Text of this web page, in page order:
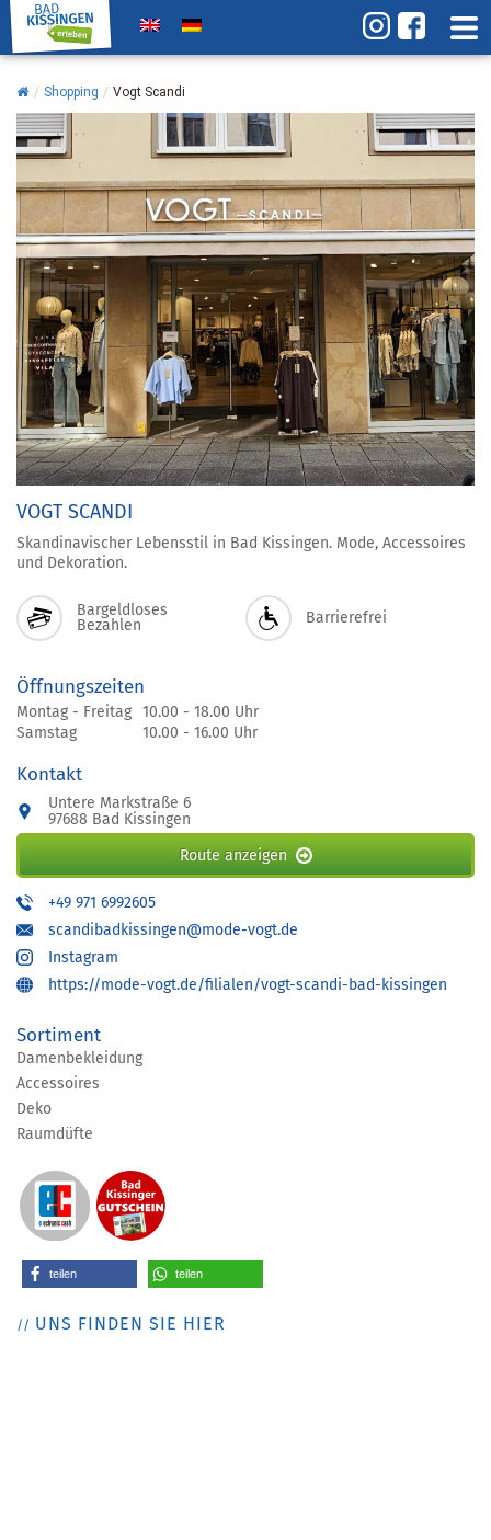
/ Shopping / Vogt Scandi
VOGT SCANDI
Skandinavischer Lebensstil in Bad Kissingen. Mode, Accessoires
und Dekoration.
Bargeldloses
Bezahlen
Barrierefrei
Öffnungszeiten
Montag - Freitag 10.00 - 18.00 Uhr
Samstag
10.00 - 16.00 Uhr
Kontakt
Untere Markstraße 6
97688 Bad Kissingen
Route anzeigen
+49 971 6992605
scandibadkissingen@mode-vogt.de
Instagram
https://mode-vogt.de/filialen/vogt-scandi-bad-kissingen
Sortiment
Damenbekleidung
Accessoires
Deko
Raumdüfte
teilen teilen
UNS FINDEN SIE HIER